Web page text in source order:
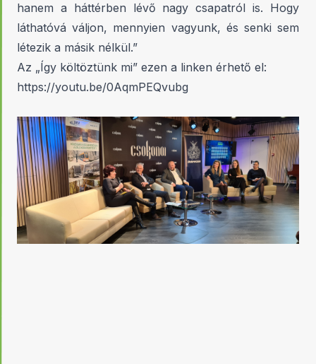
hanem a háttérben lévő nagy csapatról is. Hogy
láthatóvá váljon, mennyien vagyunk, és senki sem
létezik a másik nélkül.”
Az „Így költöztünk mi” ezen a linken érhető el:
https://youtu.be/0AqmPEQvubg